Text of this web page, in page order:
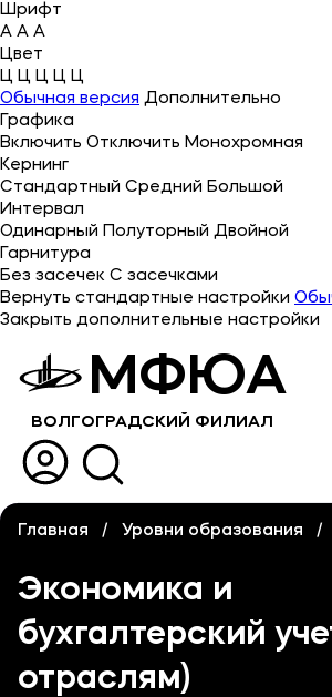
Шрифт
A A A
Цвет
Ц Ц Ц Ц Ц
Обычная версия Дополнительно
Графика
Включить Отключить Монохромная
Кернинг
Стандартный Средний Большой
Интервал
Одинарный Полуторный Двойной
Гарнитура
Без засечек С засечками
Вернуть стандартные настройки
Закрыть дополнительные настройки
МФЮА
ВОЛГОГРАДСКИЙ ФИЛИАЛ
Об университете
Лицензии и документы
Сведения об образовательной
Абитуриенту
Музейно-выставочный центр МФЮА
Наука
Выпускникам
Карьера
Институт дополнительного
Уровни образования
Среднее профессиональное
Высшее образование
Главная Уровни образования
Экономика и
бухгалтерский
отраслям)